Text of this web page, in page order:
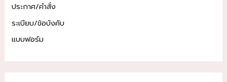
ประกาศ/คำสั่ง
ระเบียบ/ข้อบังคับ
แบบฟอร์ม